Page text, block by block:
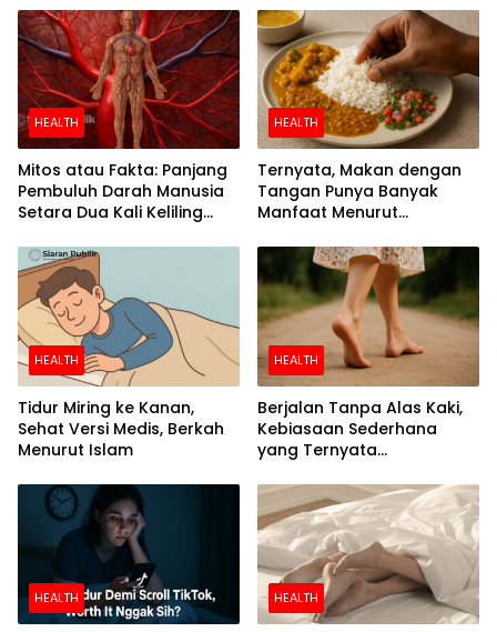
HEALTH
Mitos atau Fakta: Panjang
Pembuluh Darah Manusia
Setara Dua Kali Keliling
HEALTH
Ternyata, Makan dengan
Tangan Punya Banyak
Manfaat Menurut
HEALTH
Tidur Miring ke Kanan,
Sehat Versi Medis, Berkah
Menurut Islam
HEALTH
Berjalan Tanpa Alas Kaki,
Kebiasaan Sederhana
yang Ternyata
HEALTH HEALTH